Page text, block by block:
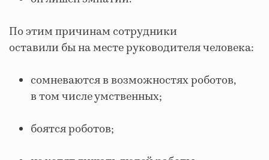
По этим причинам сотрудники
оставили бы на месте руководителя человека:
сомневаются в возможностях роботов,
в том числе умственных;
боятся роботов;